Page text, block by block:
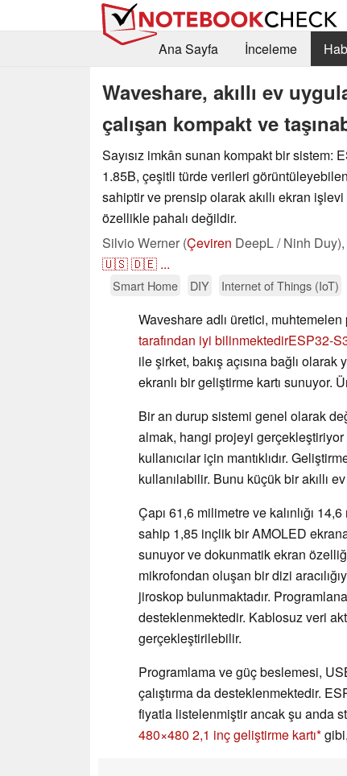
Ana Sayfa
İnceleme
Waveshare, akıllı ev
çalışan kompakt ve
Sayısız imkân sunan kompakt bir sistem:
1.85B, çeşitli türde verileri
sahiptir ve prensip olarak akıllı ekran
özellikle pahalı değildir.
Silvio Werner (Çeviren DeepL / Ninh Duy),
🇺🇸🇩🇪 ...
Smart Home DIY Internet of Things (IoT)
Waveshare adlı üretici, muhtemelen
tarafından iyi bilinmektedirESP32-
ile şirket, bakış açısına bağlı
ekranlı bir geliştirme kartı sunuyor.
Bir an durup sistemi genel olarak
almak, hangi projeyi
kullanıcılar için mantıklıdır.
kullanılabilir. Bunu küçük bir akıllı
Çapı 61,6 milimetre ve kalınlığı
sahip 1,85 inçlik bir AMOLED
sunuyor ve dokunmatik ekran
mikrofondan oluşan bir dizi
jiroskop bulunmaktadır.
desteklenmektedir. Kablosuz veri
gerçekleştirilebilir.
Programlama ve güç beslemesi,
çalıştırma da desteklenmektedir.
fiyatla listelenmiştir ancak şu anda
480×480 2,1 inç geliştirme kartı